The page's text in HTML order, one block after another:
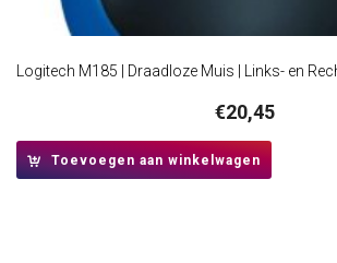
€20,45
Toevoegen aan winkelwagen